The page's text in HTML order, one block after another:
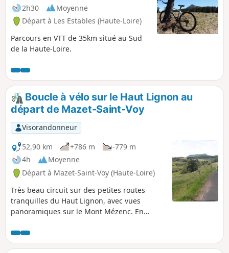
2h30
Moyenne
Départ à Les Estables (Haute-Loire)
Parcours en VTT de 35km situé au Sud
de la Haute-Loire.
Boucle à vélo sur le Haut Lignon au
départ de Mazet-Saint-Voy
Visorandonneur
52,90 km
+786 m
-779 m
4h
Moyenne
Départ à Mazet-Saint-Voy (Haute-Loire)
Très beau circuit sur des petites routes
tranquilles du Haut Lignon, avec vues
panoramiques sur le Mont Mézenc. En
vous accompagneront tout au cours de la
randonnée.